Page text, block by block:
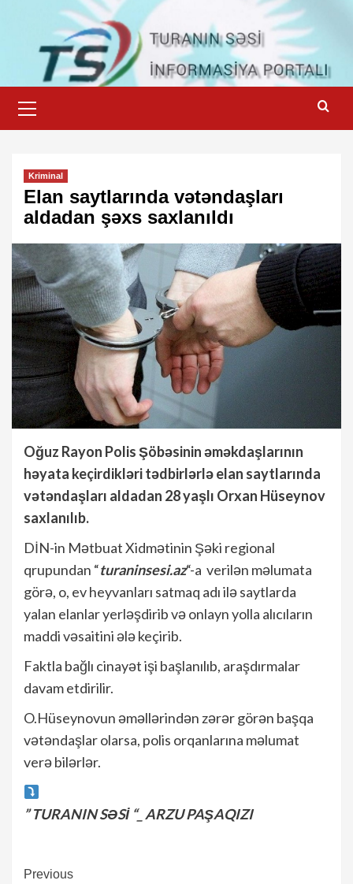
content
Menu
Kriminal
Elan saytlarında vətəndaşları
aldadan şəxs saxlanıldı
Oğuz Rayon Polis Şöbəsinin əməkdaşlarının
həyata keçirdikləri tədbirlərlə elan saytlarında
vətəndaşları aldadan 28 yaşlı Orxan Hüseynov
saxlanılıb.
DİN-in Mətbuat Xidmətinin Şəki regional
qrupundan “turaninsesi.az“-a verilən məlumata
görə, o, ev heyvanları satmaq adı ilə saytlarda
yalan elanlar yerləşdirib və onlayn yolla alıcıların
maddi vəsaitini ələ keçirib.
Faktla bağlı cinayət işi başlanılıb, araşdırmalar
davam etdirilir.
O.Hüseynovun əməllərindən zərər görən başqa
vətəndaşlar olarsa, polis orqanlarına məlumat
verə bilərlər.
” TURANIN SƏSİ “_ ARZU PAŞAQIZI
Continue
Previous